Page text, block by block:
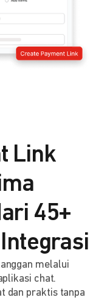
Link
45+
melalui
chat.
dan praktis tanpa